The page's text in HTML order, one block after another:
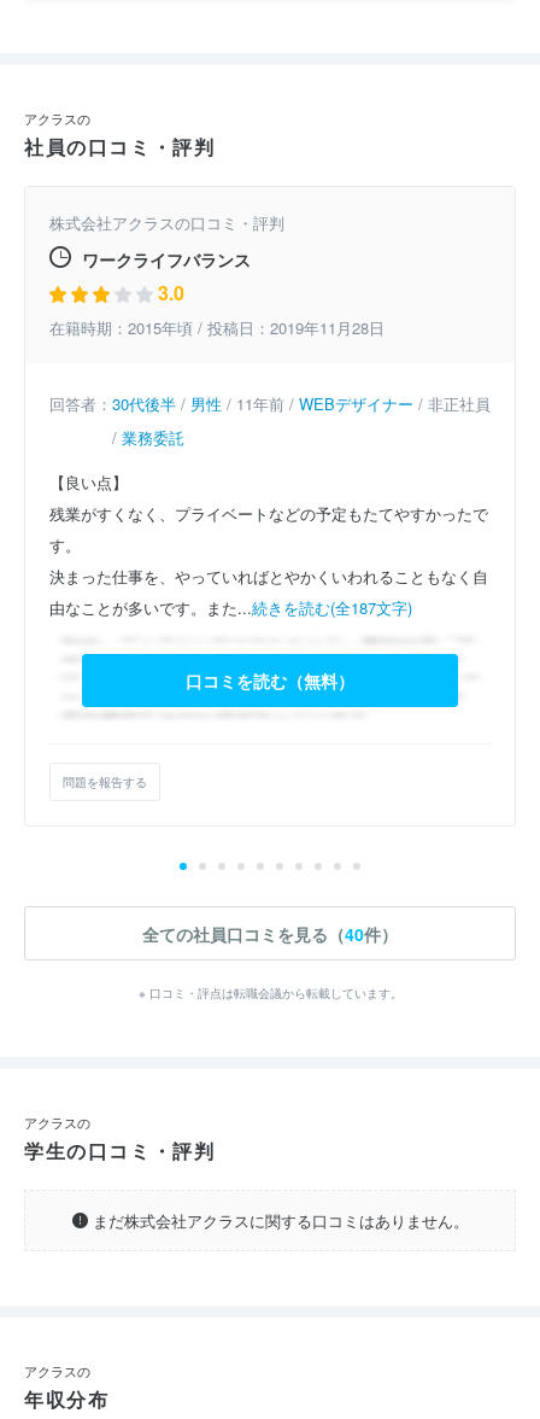
アクラスの
社員の口コミ・評判
株式会社アクラスの口コミ・評判
ワークライフバランス
3.0
在籍時期：2015年頃 / 投稿日：2019年11月28日
回答者： 30代後半 / 男性 / 11年前 / WEBデザイナー / 非正社員
/ 業務委託
【良い点】
残業がすくなく、プライベートなどの予定もたてやすかったで
す。
決まった仕事を、やっていればとやかくいわれることもなく自
由なことが多いです。また...続きを読む(全187文字)
口コミを読む（無料）
問題を報告する
全ての社員口コミを見る（40件）
※ 口コミ・評点は転職会議から転載しています。
アクラスの
学生の口コミ・評判
まだ株式会社アクラスに関する口コミはありません。
アクラスの
年収分布